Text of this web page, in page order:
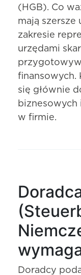
(HGB). Co
mają szersze
zakresie
urzędami
finansowych.
się głównie
biznesowych
w firmie.
Doradcy